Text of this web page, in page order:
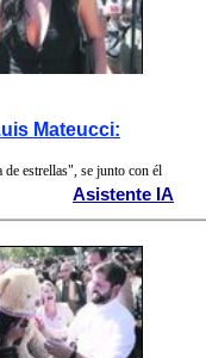
Mateucci:
estrellas", se junto con él
Asistente IA